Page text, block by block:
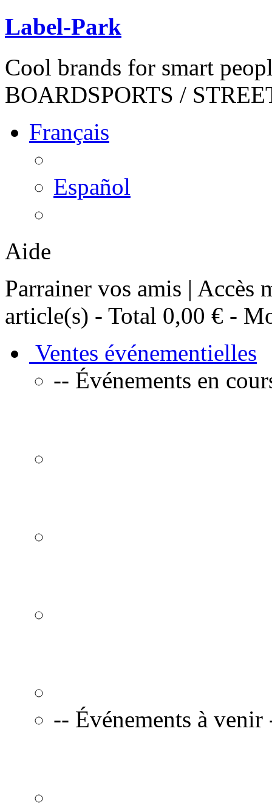
Label-Park
Cool brands for smart
BOARDSPORTS /
Français
Español
Aide
Parrainer vos amis | Accès
article(s) - Total 0,00 € -
Ventes événementielles
-- Événements en
-- Événements à venir